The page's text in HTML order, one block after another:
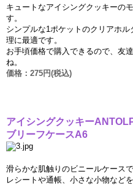
キュ ー トなアイシングクッキーの
す。
シンプルな1ポケットのクリアホル
理に最適です。
お手頃価格で購入できるので、友
ね。
価格： 275 円(税込)
アイシングクッキー
ブリ ーフケースA6
滑らかな肌触りのビニールケース
レシー トや通帳、小さな小物など